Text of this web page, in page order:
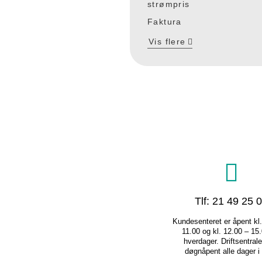
strømpris
Faktura
Vis flere
Tlf: 21 49 25
Kundesenteret er åpent
11.00 og kl. 12.00 –
hverdager.
døgnåpent alle dager i